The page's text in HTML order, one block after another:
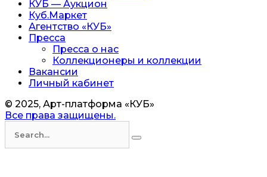
КУБ — Аукцион
Куб.Маркет
Агентство «КУБ»
Пресса
Пресса о нас
Коллекционеры и коллекции
Вакансии
Личный кабинет
© 2025, Арт-платформа «КУБ»
Все права защищены.